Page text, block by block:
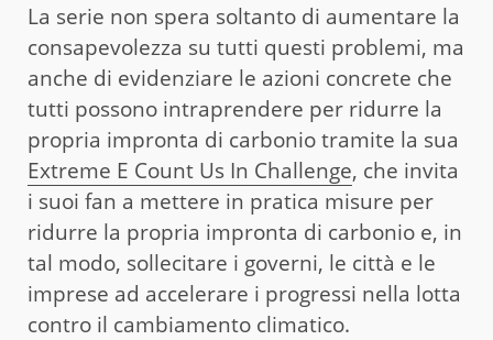
La serie non spera soltanto di aumentare la
consapevolezza su tutti questi problemi, ma
anche di evidenziare le azioni concrete che
tutti possono intraprendere per ridurre la
propria impronta di carbonio tramite la sua
Extreme E Count Us In Challenge, che invita
i suoi fan a mettere in pratica misure per
ridurre la propria impronta di carbonio e, in
tal modo, sollecitare i governi, le città e le
imprese ad accelerare i progressi nella lotta
contro il cambiamento climatico.